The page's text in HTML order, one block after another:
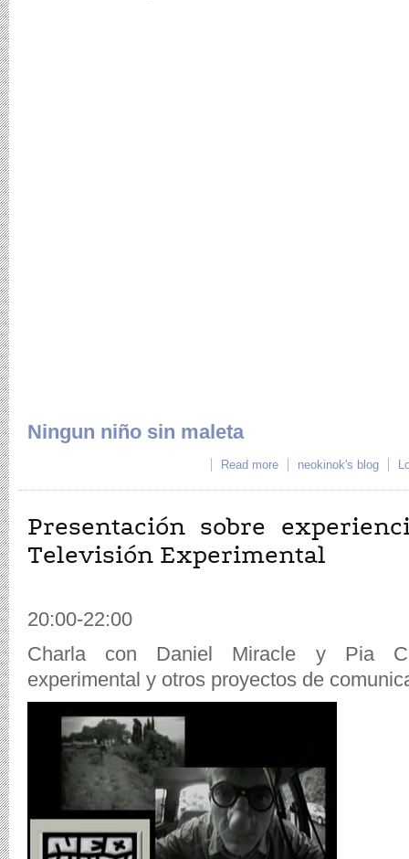
Ningun niño sin maleta
Read more about Radio difusión de
neokinok's blog
Presentación sobre
Televisión Experimental
20:00-22:00
Charla con Daniel Miracle y Pia
experimental y otros proyectos de